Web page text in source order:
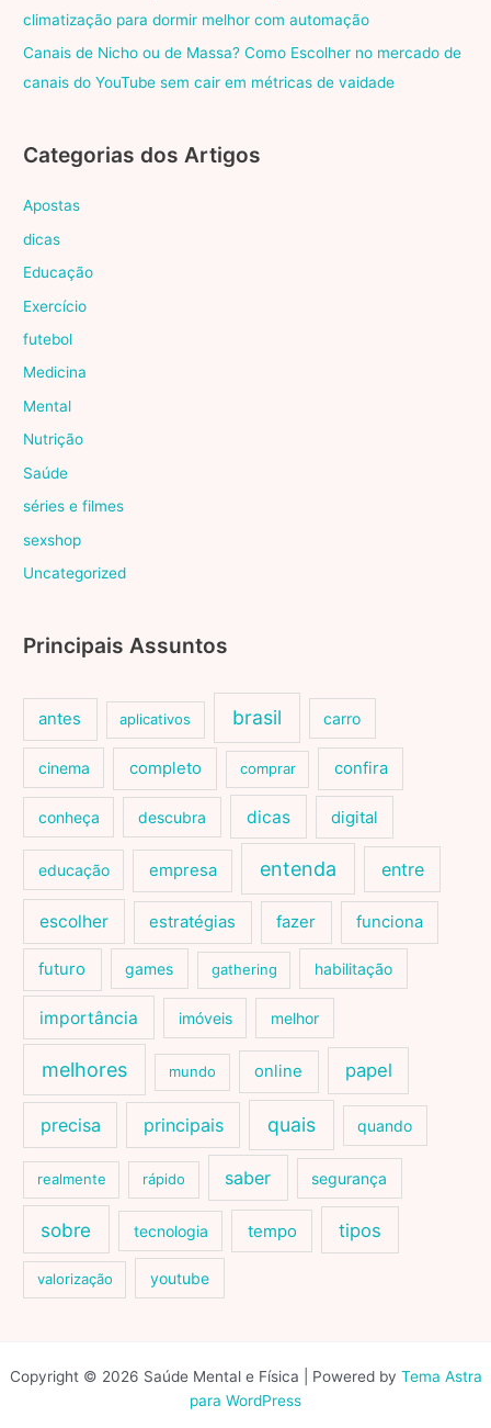
climatização para dormir melhor com automação
Canais de Nicho ou de Massa? Como Escolher no mercado de
canais do YouTube sem cair em métricas de vaidade
Categorias dos Artigos
Apostas
dicas
Educação
Exercício
futebol
Medicina
Mental
Nutrição
Saúde
séries e filmes
sexshop
Uncategorized
Principais Assuntos
antes aplicativos brasil carro
cinema completo comprar confira
conheça descubra dicas digital
educação empresa entenda entre
escolher estratégias fazer funciona
futuro games gathering habilitação
importância imóveis melhor
melhores mundo online papel
precisa principais quais quando
realmente rápido saber segurança
sobre tecnologia tempo tipos
valorização youtube
Copyright © 2026 Saúde Mental e Física | Powered by Tema Astra
para WordPress